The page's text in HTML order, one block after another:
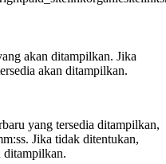
akan ditampilkan. Jika
akan ditampilkan.
yang tersedia ditampilkan,
Jika tidak ditentukan,
ditampilkan.